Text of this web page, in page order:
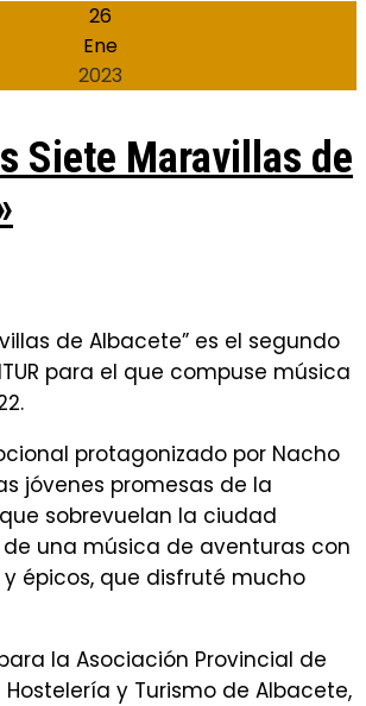
26
Ene
2023
Siete Maravillas de
de Albacete” es el segundo
para el que compuse música
protagonizado por Nacho
jóvenes promesas de la
sobrevuelan la ciudad
una música de aventuras con
épicos, que disfruté mucho
la Asociación Provincial de
Hostelería y Turismo de Albacete,